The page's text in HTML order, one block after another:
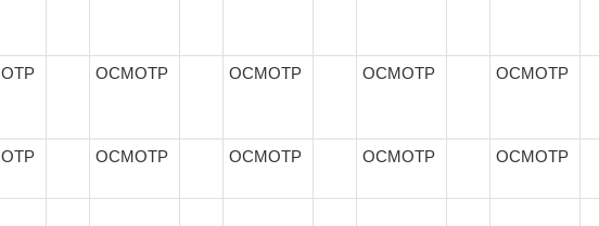
ОСМОТР ОСМОТР ОСМОТР ОСМОТР
ОСМОТР ОСМОТР ОСМОТР ОСМОТР